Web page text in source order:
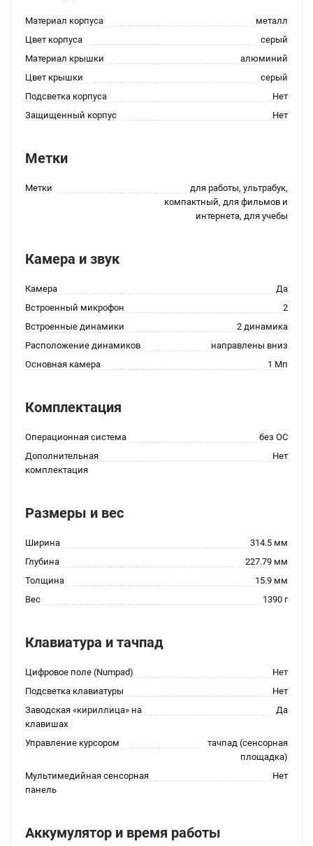
Материал корпуса
металл
Цвет корпуса
серый
Материал крышки
алюминий
Цвет крышки
серый
Подсветка корпуса
Нет
Защищенный корпус
Нет
Метки
Метки
для работы, ультрабук,
компактный, для фильмов и
интернета, для учебы
Камера и звук
Камера
Да
Встроенный микрофон
2
Встроенные динамики
2 динамика
Расположение динамиков
направлены вниз
Основная камера
1 Мп
Комплектация
Операционная система
без ОС
Дополнительная
комплектация
Нет
Размеры и вес
Ширина
314.5 мм
Глубина
227.79 мм
Толщина
15.9 мм
Вес
1390 г
Клавиатура и тачпад
Цифровое поле (Numpad)
Нет
Подсветка клавиатуры
Нет
Заводская «кириллица» на
клавишах
Да
Управление курсором
тачпад (сенсорная
площадка)
Мультимедийная сенсорная
панель
Нет
Аккумулятор и время работы